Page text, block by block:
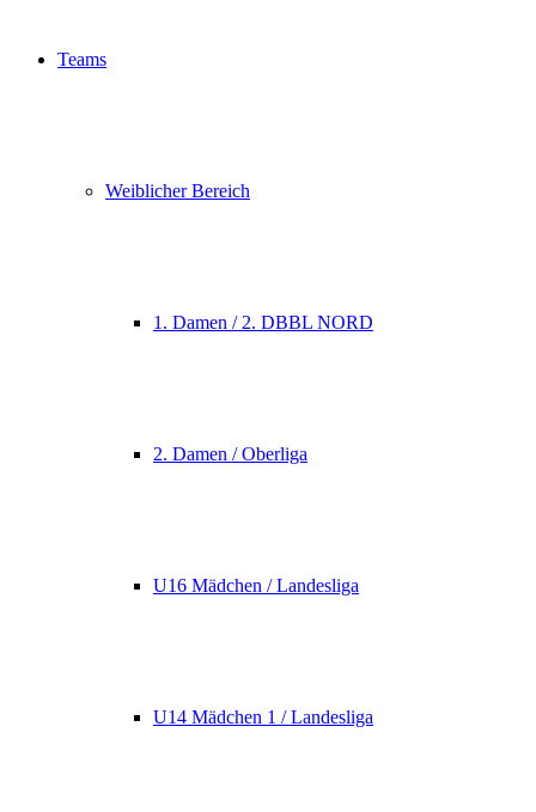
Teams
Weiblicher Bereich
1. Damen / 2. DBBL NORD
2. Damen / Oberliga
U16 Mädchen / Landesliga
U14 Mädchen 1 / Landesliga